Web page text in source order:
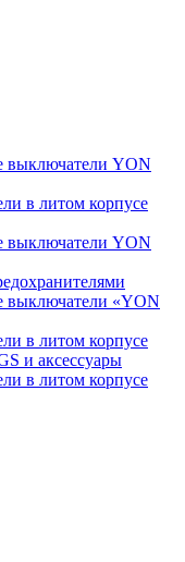
выключатели YON
в литом корпусе
выключатели YON
выключатели «YON
в литом корпусе
и аксессуары
в литом корпусе